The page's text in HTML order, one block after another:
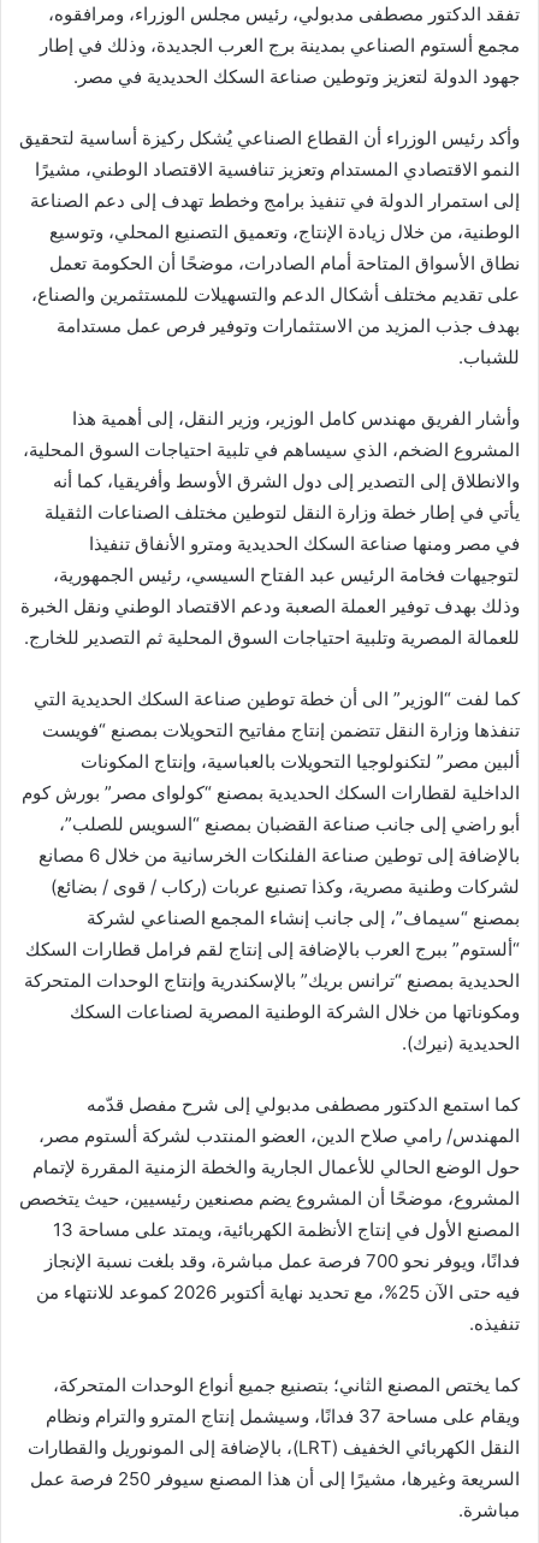
تفقد الدكتور مصطفى مدبولي، رئيس مجلس الوزراء، ومرافقوه،
مجمع ألستوم الصناعي بمدينة برج العرب الجديدة، وذلك في إطار
جهود الدولة لتعزيز وتوطين صناعة السكك الحديدية في مصر.
وأكد رئيس الوزراء أن القطاع الصناعي يُشكل ركيزة أساسية لتحقيق
النمو الاقتصادي المستدام وتعزيز تنافسية الاقتصاد الوطني، مشيرًا
إلى استمرار الدولة في تنفيذ برامج وخطط تهدف إلى دعم الصناعة
الوطنية، من خلال زيادة الإنتاج، وتعميق التصنيع المحلي، وتوسيع
نطاق الأسواق المتاحة أمام الصادرات، موضحًا أن الحكومة تعمل
على تقديم مختلف أشكال الدعم والتسهيلات للمستثمرين والصناع،
بهدف جذب المزيد من الاستثمارات وتوفير فرص عمل مستدامة
للشباب.
وأشار الفريق مهندس كامل الوزير، وزير النقل، إلى أهمية هذا
المشروع الضخم، الذي سيساهم في تلبية احتياجات السوق المحلية،
والانطلاق إلى التصدير إلى دول الشرق الأوسط وأفريقيا، كما أنه
يأتي في إطار خطة وزارة النقل لتوطين مختلف الصناعات الثقيلة
في مصر ومنها صناعة السكك الحديدية ومترو الأنفاق تنفيذا
لتوجيهات فخامة الرئيس عبد الفتاح السيسي، رئيس الجمهورية،
وذلك بهدف توفير العملة الصعبة ودعم الاقتصاد الوطني ونقل الخبرة
للعمالة المصرية وتلبية احتياجات السوق المحلية ثم التصدير للخارج.
كما لفت “الوزير” الى أن خطة توطين صناعة السكك الحديدية التي
تنفذها وزارة النقل تتضمن إنتاج مفاتيح التحويلات بمصنع “فويست
ألبين مصر” لتكنولوجيا التحويلات بالعباسية، وإنتاج المكونات
الداخلية لقطارات السكك الحديدية بمصنع “كولواى مصر” بورش كوم
أبو راضي إلى جانب صناعة القضبان بمصنع “السويس للصلب”،
بالإضافة إلى توطين صناعة الفلنكات الخرسانية من خلال 6 مصانع
لشركات وطنية مصرية، وكذا تصنيع عربات (ركاب / قوى / بضائع)
بمصنع “سيماف”، إلى جانب إنشاء المجمع الصناعي لشركة
“ألستوم” ببرج العرب بالإضافة إلى إنتاج لقم فرامل قطارات السكك
الحديدية بمصنع “ترانس بريك” بالإسكندرية وإنتاج الوحدات المتحركة
ومكوناتها من خلال الشركة الوطنية المصرية لصناعات السكك
الحديدية (نيرك).
كما استمع الدكتور مصطفى مدبولي إلى شرح مفصل قدّمه
المهندس/ رامي صلاح الدين، العضو المنتدب لشركة ألستوم مصر،
حول الوضع الحالي للأعمال الجارية والخطة الزمنية المقررة لإتمام
المشروع، موضحًا أن المشروع يضم مصنعين رئيسيين، حيث يتخصص
المصنع الأول في إنتاج الأنظمة الكهربائية، ويمتد على مساحة 13
فدانًا، ويوفر نحو 700 فرصة عمل مباشرة، وقد بلغت نسبة الإنجاز
فيه حتى الآن 25%، مع تحديد نهاية أكتوبر 2026 كموعد للانتهاء من
تنفيذه.
كما يختص المصنع الثاني؛ بتصنيع جميع أنواع الوحدات المتحركة،
ويقام على مساحة 37 فدانًا، وسيشمل إنتاج المترو والترام ونظام
النقل الكهربائي الخفيف (LRT)، بالإضافة إلى المونوريل والقطارات
السريعة وغيرها، مشيرًا إلى أن هذا المصنع سيوفر 250 فرصة عمل
مباشرة.